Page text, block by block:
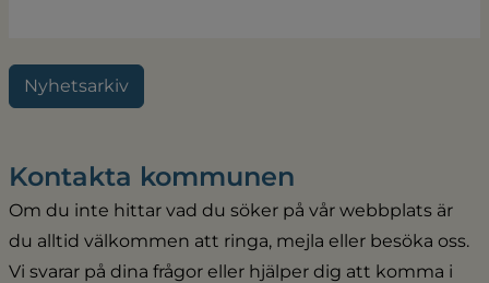
Nyhetsarkiv
Kontakta kommunen
Om du inte hittar vad du söker på vår webbplats är
du alltid välkommen att ringa, mejla eller besöka oss.
Vi svarar på dina frågor eller hjälper dig att komma i